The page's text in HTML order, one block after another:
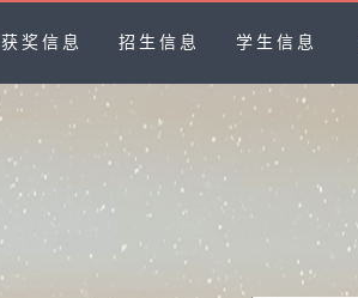
获奖信息 招生信息 学生信息